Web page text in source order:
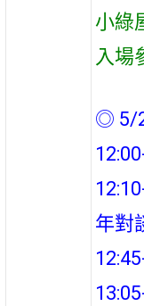
小綠
入場
◎ 5/
年對